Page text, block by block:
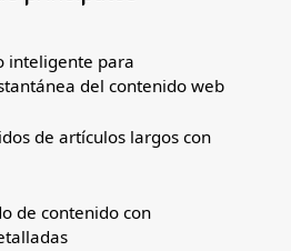
inteligente para
del contenido web
de artículos largos con
de contenido con